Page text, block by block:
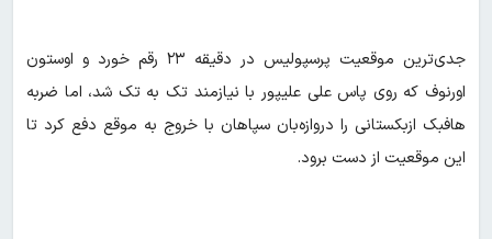
جدی‌ترین موقعیت پرسپولیس در دقیقه ۲۳ رقم خورد و اوستون
اورنوف که روی پاس علی علیپور با نیازمند تک به تک شد، اما ضربه
هافبک ازبکستانی را دروازه‌بان سپاهان با خروج به موقع دفع کرد تا
این موقعیت از دست برود.